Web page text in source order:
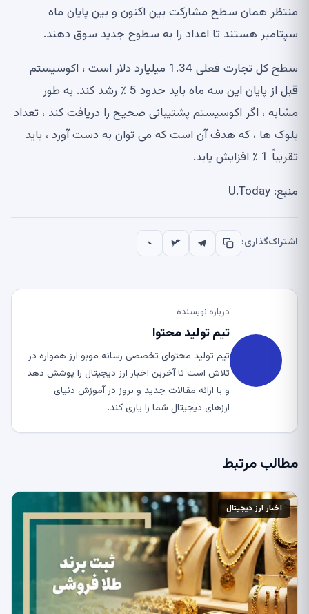
منتظر همان سطح مشارکت بین اکنون و بین پایان ماه
سپتامبر هستند تا اعداد را به سطوح جدید سوق دهند.
سطح کل تجارت فعلی 1.34 میلیارد دلار است ، اکوسیستم
قبل از پایان این سه ماه باید حدود 5 ٪ رشد کند. به طور
مشابه ، اگر اکوسیستم پشتیبانی صحیح را دریافت کند ، تعداد
بلوک ها ، که هدف آن است که می توان به دست آورد ، باید
تقریباً 1 ٪ افزایش یابد.
منبع: U.Today
اشتراک‌گذاری:
درباره نویسنده
تیم تولید محتوا
تیم تولید محتوای تخصصی رسانه موبو ارز همواره در
تلاش است تا آخرین اخبار ارز دیجیتال را پوشش دهد
و با ارائه مقالات جدید و بروز در آموزش دنیای
ارزهای دیجیتال شما را یاری کند.
مطالب مرتبط
اخبار ارز دیجیتال